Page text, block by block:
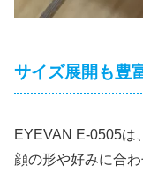
サイズ展開も豊
EYEVAN E-0505は
顔の形や好みに合